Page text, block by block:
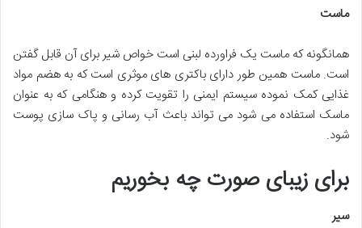
ماست
همانگونه که ماست یک فراورده لبنی است خواص شیر برای آن قابل گفتن
است. ماست همین طور دارای باکتری های موثری است که به هضم مواد
غذایی کمک نموده سیستم ایمنی را تقویت کرده و هنگامی که به عنوان
ماسک استفاده می شود می تواند باعث آب رسانی و پاک سازی پوست
شود.
برای زیبای صورت چه بخوریم
سیر